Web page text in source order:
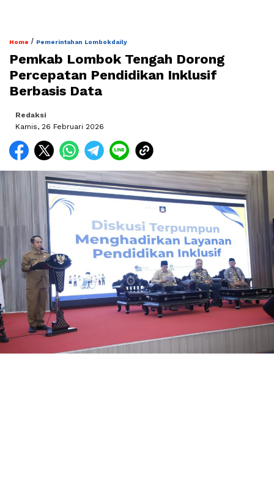
Home / Pemerintahan Lombokdaily
Pemkab Lombok Tengah Dorong
Percepatan Pendidikan Inklusif
Berbasis Data
Redaksi
Kamis, 26 Februari 2026